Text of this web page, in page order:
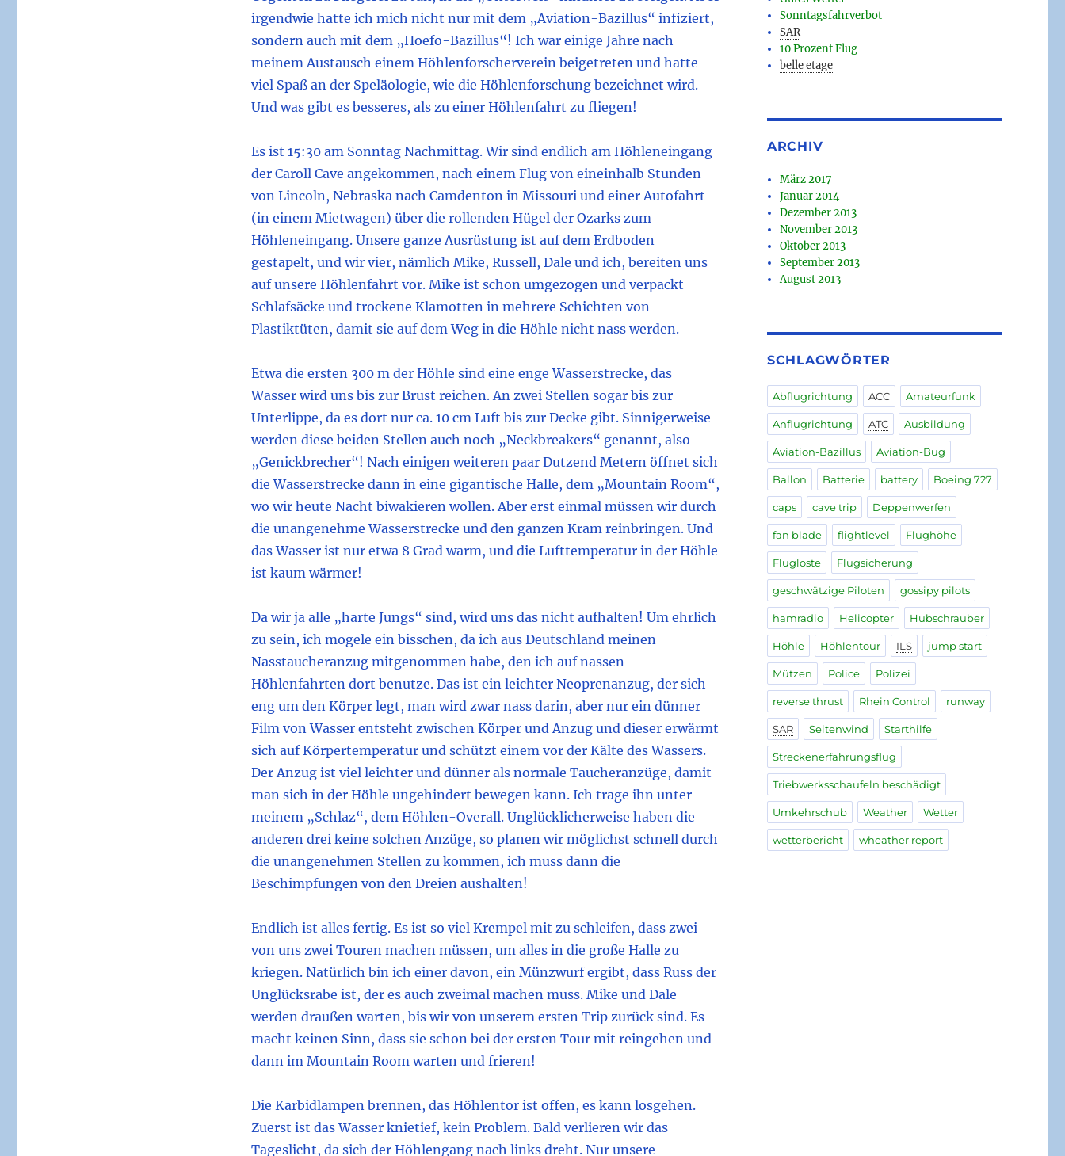
irgendwie hatte ich mich nicht nur mit dem „Aviation-Bazillus“ infiziert,
sondern auch mit dem „Hoefo-Bazillus“! Ich war einige Jahre nach
meinem Austausch einem Höhlenforscherverein beigetreten und hatte
viel Spaß an der Speläologie, wie die Höhlenforschung bezeichnet wird.
Und was gibt es besseres, als zu einer Höhlenfahrt zu fliegen!
Es ist 15:30 am Sonntag Nachmittag. Wir sind endlich am Höhleneingang
der Caroll Cave angekommen, nach einem Flug von eineinhalb Stunden
von Lincoln, Nebraska nach Camdenton in Missouri und einer Autofahrt
(in einem Mietwagen) über die rollenden Hügel der Ozarks zum
Höhleneingang. Unsere ganze Ausrüstung ist auf dem Erdboden
gestapelt, und wir vier, nämlich Mike, Russell, Dale und ich, bereiten uns
auf unsere Höhlenfahrt vor. Mike ist schon umgezogen und verpackt
Schlafsäcke und trockene Klamotten in mehrere Schichten von
Plastiktüten, damit sie auf dem Weg in die Höhle nicht nass werden.
Etwa die ersten 300 m der Höhle sind eine enge Wasserstrecke, das
Wasser wird uns bis zur Brust reichen. An zwei Stellen sogar bis zur
Unterlippe, da es dort nur ca. 10 cm Luft bis zur Decke gibt. Sinnigerweise
werden diese beiden Stellen auch noch „Neckbreakers“ genannt, also
„Genickbrecher“! Nach einigen weiteren paar Dutzend Metern öffnet sich
die Wasserstrecke dann in eine gigantische Halle, dem „Mountain Room“,
wo wir heute Nacht biwakieren wollen. Aber erst einmal müssen wir durch
die unangenehme Wasserstrecke und den ganzen Kram reinbringen. Und
das Wasser ist nur etwa 8 Grad warm, und die Lufttemperatur in der Höhle
ist kaum wärmer!
Da wir ja alle „harte Jungs“ sind, wird uns das nicht aufhalten! Um ehrlich
zu sein, ich mogele ein bisschen, da ich aus Deutschland meinen
Nasstaucheranzug mitgenommen habe, den ich auf nassen
Höhlenfahrten dort benutze. Das ist ein leichter Neoprenanzug, der sich
eng um den Körper legt, man wird zwar nass darin, aber nur ein dünner
Film von Wasser entsteht zwischen Körper und Anzug und dieser erwärmt
sich auf Körpertemperatur und schützt einem vor der Kälte des Wassers.
Der Anzug ist viel leichter und dünner als normale Taucheranzüge, damit
man sich in der Höhle ungehindert bewegen kann. Ich trage ihn unter
meinem „Schlaz“, dem Höhlen-Overall. Unglücklicherweise haben die
anderen drei keine solchen Anzüge, so planen wir möglichst schnell durch
die unangenehmen Stellen zu kommen, ich muss dann die
Beschimpfungen von den Dreien aushalten!
Endlich ist alles fertig. Es ist so viel Krempel mit zu schleifen, dass zwei
von uns zwei Touren machen müssen, um alles in die große Halle zu
kriegen. Natürlich bin ich einer davon, ein Münzwurf ergibt, dass Russ der
Unglücksrabe ist, der es auch zweimal machen muss. Mike und Dale
werden draußen warten, bis wir von unserem ersten Trip zurück sind. Es
macht keinen Sinn, dass sie schon bei der ersten Tour mit reingehen und
dann im Mountain Room warten und frieren!
Die Karbidlampen brennen, das Höhlentor ist offen, es kann losgehen.
Zuerst ist das Wasser knietief, kein Problem. Bald verlieren wir das
Tageslicht, da sich der Höhlengang nach links dreht. Nur unsere
Sonntagsfahrverbot
SAR
10 Prozent Flug
belle etage
ARCHIV
März 2017
Januar 2014
Dezember 2013
November 2013
Oktober 2013
September 2013
August 2013
SCHLAGWÖRTER
Abflugrichtung ACC Amateurfunk
Anflugrichtung ATC Ausbildung
Aviation-Bazillus Aviation-Bug
Ballon Batterie battery Boeing 727
caps cave trip Deppenwerfen
fan blade flightlevel Flughöhe
Flugloste Flugsicherung
geschwätzige Piloten gossipy pilots
hamradio Helicopter Hubschrauber
Höhle Höhlentour ILS jump start
Mützen Police Polizei
reverse thrust Rhein Control runway
SAR Seitenwind Starthilfe
Streckenerfahrungsflug
Triebwerksschaufeln beschädigt
Umkehrschub Weather Wetter
wetterbericht wheather report